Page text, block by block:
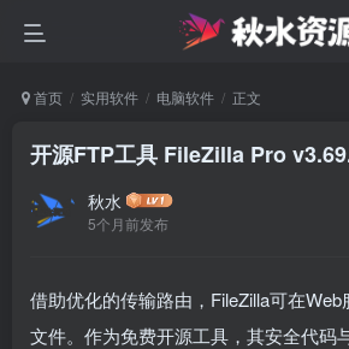
首页 实用软件 电脑软件 正文
开源FTP工具 FileZilla Pro
秋水
5个月前发布
借助优化的传输路由，FileZilla可在
文件。作为免费开源工具，其安全代码